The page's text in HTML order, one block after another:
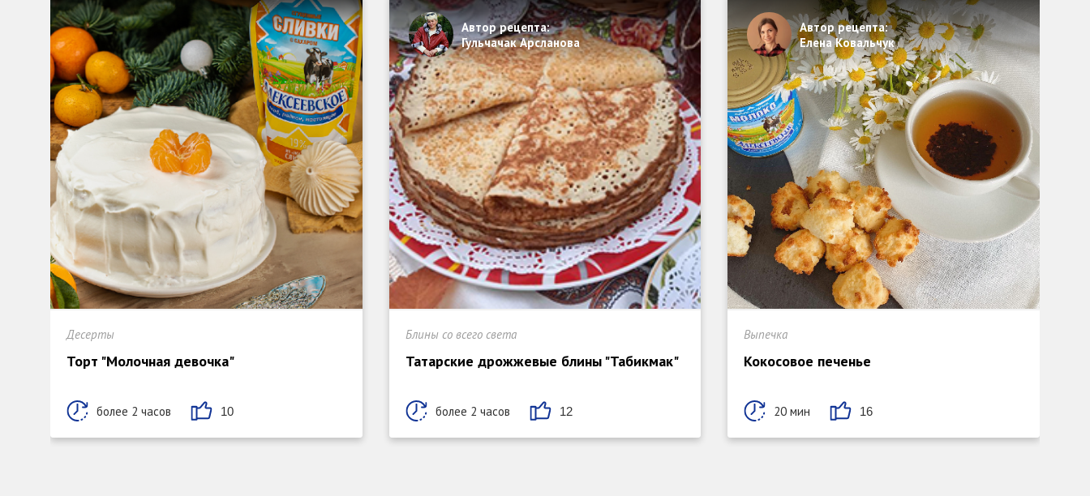
Десерты
Торт "Молочная девочка"
более 2 часов 10
Автор рецепта:
Гульчачак Арсланова
Блины со всего света
Татарские дрожжевые блины "Табикмак"
более 2 часов 12
Автор рецепта:
Елена Ковальчук
Выпечка
Кокосовое печенье
20 мин 16